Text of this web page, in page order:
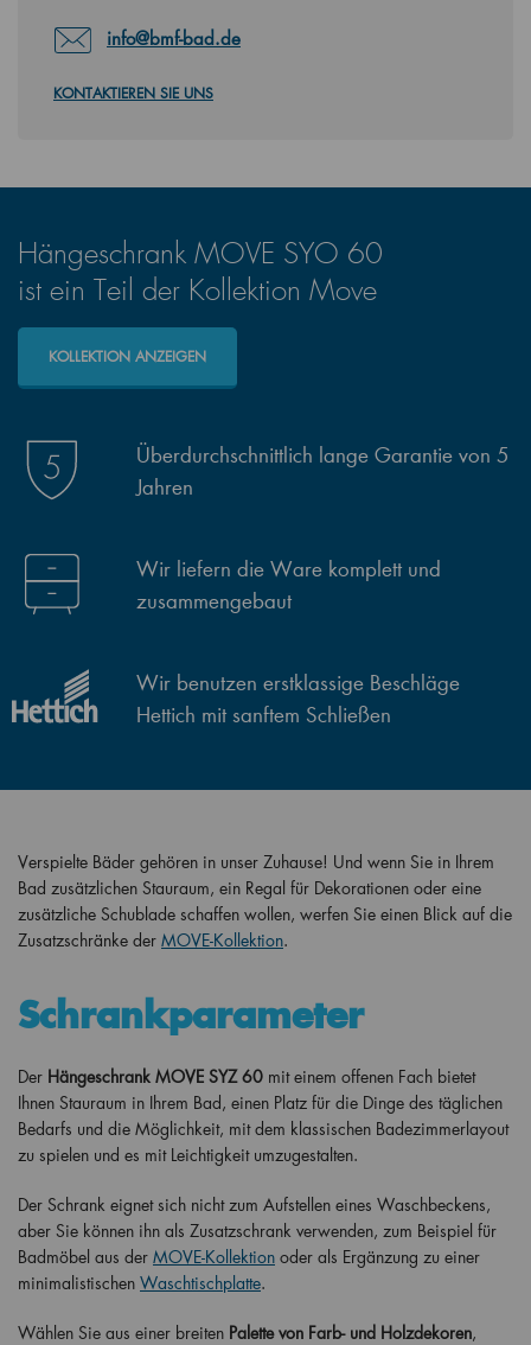
info@bmf-bad.de
KONTAKTIEREN SIE UNS
Hängeschrank MOVE SYO 60
ist ein Teil der Kollektion Move
KOLLEKTION ANZEIGEN
Überdurchschnittlich lange Garantie von 5
Jahren
Wir liefern die Ware komplett und
zusammengebaut
Wir benutzen erstklassige Beschläge
Hettich mit sanftem Schließen
Verspielte Bäder gehören in unser Zuhause! Und wenn Sie in Ihrem
Bad zusätzlichen Stauraum, ein Regal für Dekorationen oder eine
zusätzliche Schublade schaffen wollen, werfen Sie einen Blick auf die
Zusatzschränke der MOVE-Kollektion.
Schrankparameter
Der Hängeschrank MOVE SYZ 60 mit einem offenen Fach bietet
Ihnen Stauraum in Ihrem Bad, einen Platz für die Dinge des täglichen
Bedarfs und die Möglichkeit, mit dem klassischen Badezimmerlayout
zu spielen und es mit Leichtigkeit umzugestalten.
Der Schrank eignet sich nicht zum Aufstellen eines Waschbeckens,
aber Sie können ihn als Zusatzschrank verwenden, zum Beispiel für
Badmöbel aus der MOVE-Kollektion oder als Ergänzung zu einer
minimalistischen Waschtischplatte.
Wählen Sie aus einer breiten Palette von Farb- und Holzdekoren,